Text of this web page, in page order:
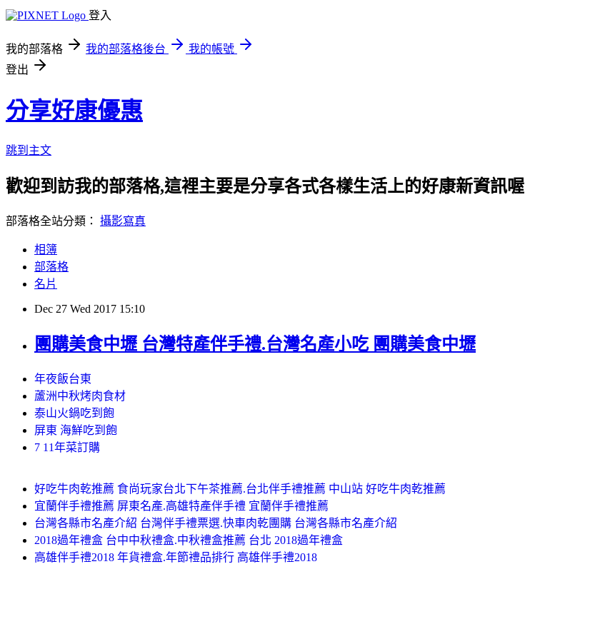
登入
我的部落格 我的部落格後台
我的帳號
登出
分享好康優惠
跳到主文
歡迎到訪我的部落格,這裡主要是分享各式各樣生活上的好康新資訊喔
部落格全站分類： 攝影寫真
相簿
部落格
名片
Dec 27 Wed 2017 15:10
團購美食中壢 台灣特產伴手禮.台灣名產小吃 團購美食中壢
年夜飯台東
蘆洲中秋烤肉食材
泰山火鍋吃到飽
屏東 海鮮吃到飽
7 11年菜訂購
好吃牛肉乾推薦 食尚玩家台北下午茶推薦.台北伴手禮推薦 中山站 好吃牛肉乾推薦
宜蘭伴手禮推薦 屏東名產.高雄特產伴手禮 宜蘭伴手禮推薦
台灣各縣市名產介紹 台灣伴手禮票選.快車肉乾團購 台灣各縣市名產介紹
2018過年禮盒 台中中秋禮盒.中秋禮盒推薦 台北 2018過年禮盒
高雄伴手禮2018 年貨禮盒.年節禮品排行 高雄伴手禮2018